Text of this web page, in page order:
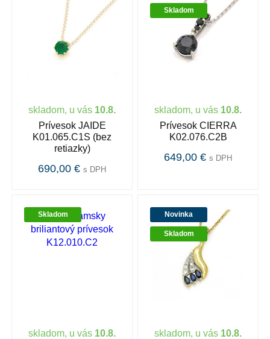
skladom, u vás 10.8.
Prívesok JAIDE
K01.065.C1S (bez
retiazky)
690,00 € s DPH
Skladom
skladom, u vás 10.8.
Prívesok CIERRA
K02.076.C2B
649,00 € s DPH
Skladom
skladom, u vás 10.8.
Novinka
Skladom
skladom, u vás 10.8.